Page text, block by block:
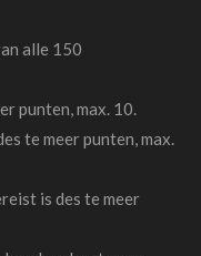
alle 150
punten, max. 10.
te meer punten, max.
is des te meer